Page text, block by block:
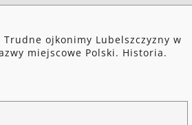
Trudne ojkonimy Lubelszczyzny w
miejscowe Polski. Historia.